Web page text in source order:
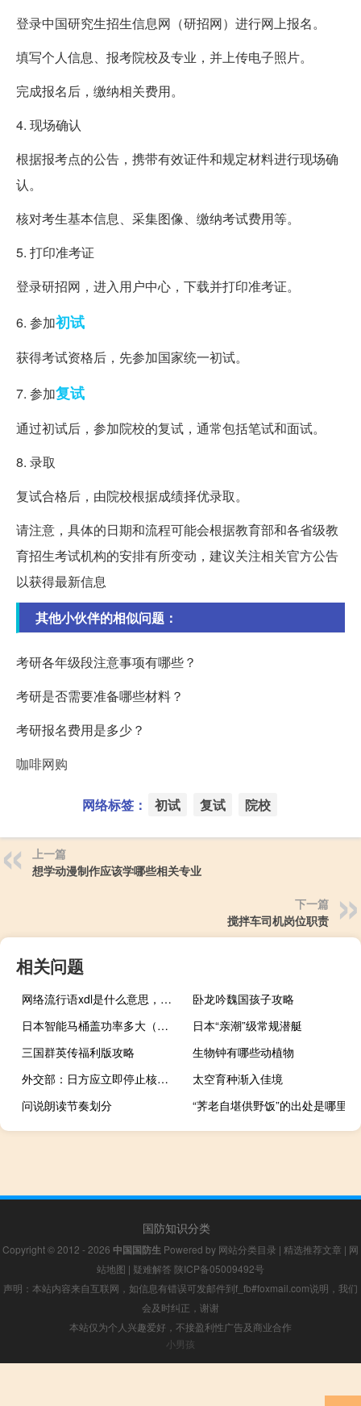
登录中国研究生招生信息网（研招网）进行网上报名。
填写个人信息、报考院校及专业，并上传电子照片。
完成报名后，缴纳相关费用。
4. 现场确认
根据报考点的公告，携带有效证件和规定材料进行现场确
认。
核对考生基本信息、采集图像、缴纳考试费用等。
5. 打印准考证
登录研招网，进入用户中心，下载并打印准考证。
6. 参加初试
获得考试资格后，先参加国家统一初试。
7. 参加复试
通过初试后，参加院校的复试，通常包括笔试和面试。
8. 录取
复试合格后，由院校根据成绩择优录取。
请注意，具体的日期和流程可能会根据教育部和各省级教
育招生考试机构的安排有所变动，建议关注相关官方公告
以获得最新信息
其他小伙伴的相似问题：
考研各年级段注意事项有哪些？
考研是否需要准备哪些材料？
考研报名费用是多少？
咖啡网购
网络标签： 初试 复试 院校
上一篇
想学动漫制作应该学哪些相关专业
下一篇
搅拌车司机岗位职责
相关问题
网络流行语xdl是什么意思，女生说的xdl是啥意思什么梗
卧龙吟魏国孩子攻略
日本智能马桶盖功率多大（日本智能马桶盖）
日本“亲潮”级常规潜艇
三国群英传福利版攻略
生物钟有哪些动植物
外交部：日方应立即停止核污染水排海 以负责任方式回应国际社会关切
太空育种渐入佳境
问说朗读节奏划分
“荠老自堪供野饭”的出处是哪里
国防知识分类
Copyright © 2012 - 2026 中国国防生 Powered by 网站分类目录 | 精选推荐文章 | 网
站地图 | 疑难解答 陕ICP备05009492号
声明：本站内容来自互联网，如信息有错误可发邮件到f_fb#foxmail.com说明，我们
会及时纠正，谢谢
本站仅为个人兴趣爱好，不接盈利性广告及商业合作
小男孩